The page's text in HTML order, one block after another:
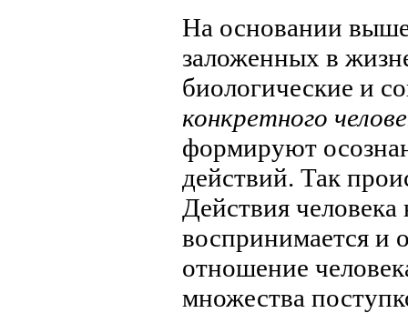
На основании
заложенных в
биологические и
конкретного
формируют
действий. Так
Действия
воспринимается и
отношение
множества